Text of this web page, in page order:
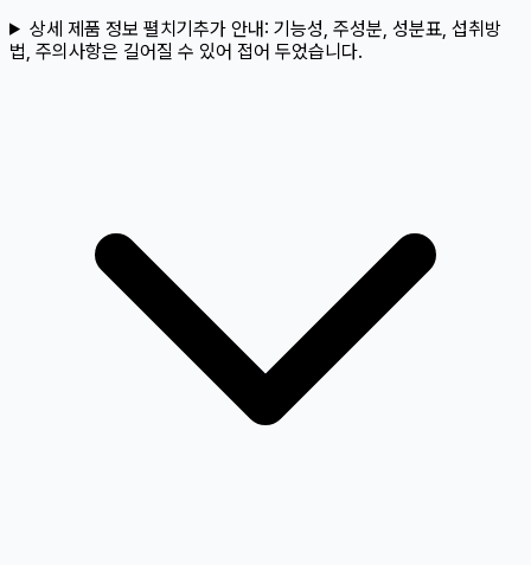
상세 제품 정보 펼치기추가 안내: 기능성, 주성분, 성분표, 섭취방
법, 주의사항은 길어질 수 있어 접어 두었습니다.